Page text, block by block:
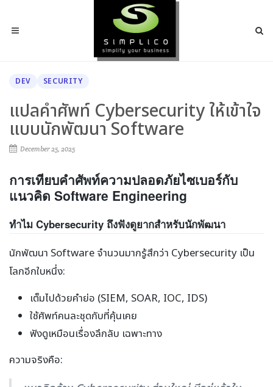
DEV SECURITY
แปลคำศัพท์ Cybersecurity ให้เข้าใจ
แบบนักพัฒนา Software
December 25, 2025
การเทียบคำศัพท์ความปลอดภัยไซเบอร์กับ
แนวคิด Software Engineering
ทำไม Cybersecurity ถึงฟังดูยากสำหรับนักพัฒนา
นักพัฒนา Software จำนวนมากรู้สึกว่า Cybersecurity เป็น
โลกอีกใบหนึ่ง:
เต็มไปด้วยคำย่อ (SIEM, SOAR, IOC, IDS)
ใช้ศัพท์คนละชุดกับที่คุ้นเคย
ฟังดูเหมือนเรื่องลึกลับ เฉพาะทาง
ความจริงคือ: